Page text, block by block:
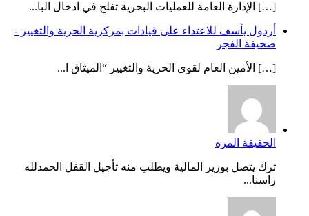
[…] الإدارة العامة للعمليات البحرية تفلح في ادخال البا...
أردول يأسف للاعتداء على قيادات بمركزية الحرية والتغيير -
صحيفة الفجر
[…] الأمين العام لقوى الحرية والتغيير “الميثاق ا...
الحقيقة المره
ترك يتصل بوزير المالية ويطلب منه تأجيل القفل الحمدلله
راسنا...